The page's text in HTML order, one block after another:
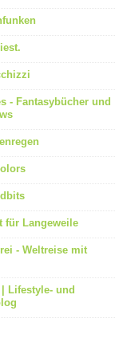
- Fantasybücher und
für Langeweile
- Weltreise mit
Lifestyle- und